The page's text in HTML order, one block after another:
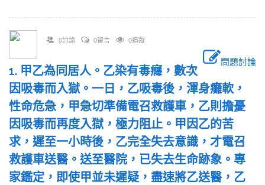
0討論 0留言 0追蹤
問題討論
1. 甲乙為同居人。乙染有毒癮，數次
因吸毒而入獄。一日，乙吸毒後，渾身癱軟，
性命危急，甲急切準備電召救護車，乙則擔憂
因吸毒而再度入獄，極力阻止。甲因乙的苦
求，遲至一小時後，乙完全失去意識，才電召
救護車送醫。送至醫院，已失去生命跡象。專
家鑑定，即使甲並未遲疑，盡速將乙送醫，乙